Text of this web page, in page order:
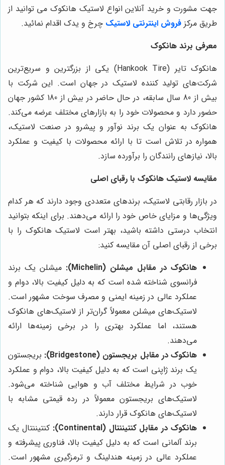
جهت مشورت و خرید آنلاین انواع لاستیک هانکوک می توانید از
طریق مرکز فروش اینترنتی لاستیک چرخ و یدک اقدام نمائید.
معرفی برند هانکوک
هانکوک تایر (Hankook Tire) یکی از بزرگترین و سریع‌ترین
شرکت‌های تولید کننده لاستیک در جهان است. این شرکت با
بیش از 80 سال سابقه، در حال حاضر در بیش از 180 کشور جهان
حضور دارد و محصولات خود را به بازارهای مختلف عرضه می‌کند.
هانکوک به عنوان یک برند نوآور و پیشرو در صنعت لاستیک،
همواره در تلاش است تا با ارائه محصولات با کیفیت و عملکرد
بالا، نیازهای رانندگان را برآورده سازد.
مقایسه لاستیک هانکوک با رقبای اصلی
در بازار رقابتی لاستیک، برندهای متعددی وجود دارند که هر کدام
ویژگی‌ها و مزایای خاص خود را ارائه می‌دهند. برای اینکه بتوانید
انتخاب درستی داشته باشید، بهتر است لاستیک هانکوک را با
برخی از رقبای اصلی آن مقایسه کنید:
هانکوک در مقابل میشلن (Michelin):
میشلن یک برند
فرانسوی شناخته شده است که به دلیل کیفیت بالا، دوام و
عملکرد عالی در زمینه ایمنی و مصرف سوخت مشهور است.
لاستیک‌های میشلن معمولاً گران‌تر از لاستیک‌های هانکوک
هستند، اما عملکرد بهتری را در برخی زمینه‌ها ارائه
می‌دهند.
هانکوک در مقابل بریجستون (Bridgestone):
بریجستون
یک برند ژاپنی است که به دلیل کیفیت بالا، دوام و عملکرد
خوب در شرایط مختلف آب و هوایی شناخته می‌شود.
لاستیک‌های بریجستون معمولاً در رده قیمتی مشابه با
لاستیک‌های هانکوک قرار دارند.
هانکوک در مقابل کنتیننتال (Continental):
کنتیننتال یک
برند آلمانی است که به دلیل کیفیت بالا، فناوری پیشرفته و
عملکرد عالی در زمینه هندلینگ و ترمزگیری مشهور است.